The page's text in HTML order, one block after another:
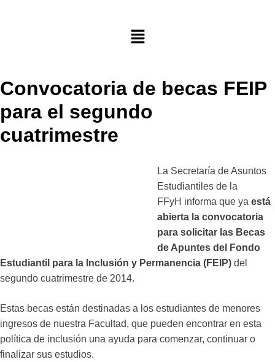
Convocatoria de becas FEIP
para el segundo
cuatrimestre
La Secretaría de Asuntos
Estudiantiles de la
FFyH informa que ya está
abierta la convocatoria
para solicitar las Becas
de Apuntes del Fondo
Estudiantil para la Inclusión y Permanencia (FEIP) del
segundo cuatrimestre de 2014.
Estas becas están destinadas a los estudiantes de menores
ingresos de nuestra Facultad, que pueden encontrar en esta
política de inclusión una ayuda para comenzar, continuar o
finalizar sus estudios.